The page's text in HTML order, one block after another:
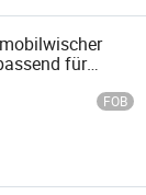
für
Jetta 1.4 1.6
FOB